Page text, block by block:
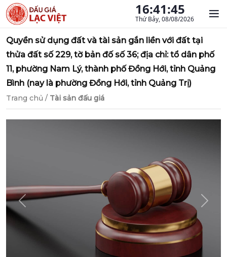
16:41:46
Thứ Bảy, 08/08/2026
Quyền sử dụng đất và tài sản gắn liền với đất tại
thửa đất số 229, tờ bản đố số 36; địa chỉ: tổ dân phố
11, phường Nam Lý, thành phố Đồng Hới, tỉnh Quảng
Bình (nay là phường Đồng Hới, tỉnh Quảng Trị)
Trang chủ / Tài sản đấu giá
Previous Next